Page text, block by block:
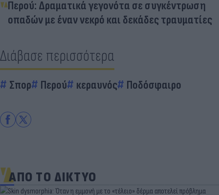
Περού: Δραματικά γεγονότα σε συγκέντρωση
οπαδών με έναν νεκρό και δεκάδες τραυματίες
Διάβασε περισσότερα
Σπορ Περού κεραυνός Ποδόσφαιρο
ΑΠΟ ΤΟ ΔΙΚΤΥΟ